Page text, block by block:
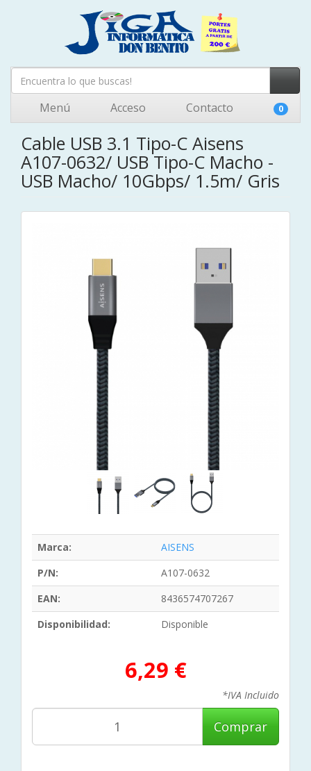
Menú Acceso Contacto 0
Cable USB 3.1 Tipo-C Aisens
A107-0632/ USB Tipo-C Macho -
USB Macho/ 10Gbps/ 1.5m/ Gris
Marca:
AISENS
P/N:
A107-0632
EAN:
8436574707267
Disponibilidad:
Disponible
6,29 €
*IVA Incluido
Comprar